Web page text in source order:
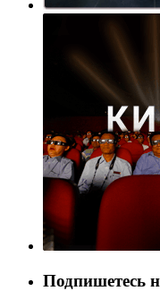
Подпишетесь